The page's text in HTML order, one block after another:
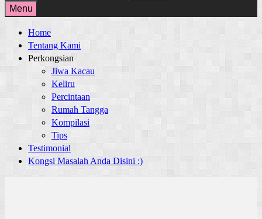
for:
Menu
Home
Tentang Kami
Perkongsian
Jiwa Kacau
Keliru
Percintaan
Rumah Tangga
Kompilasi
Tips
Testimonial
Kongsi Masalah Anda Disini :)